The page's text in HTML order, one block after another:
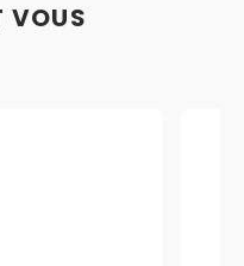
VOUS